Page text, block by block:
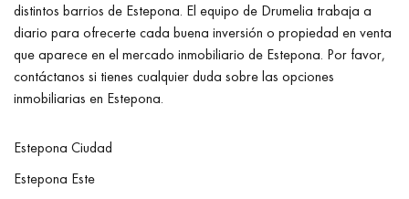
distintos barrios de Estepona. El equipo de Drumelia trabaja a
diario para ofrecerte cada buena inversión o propiedad en venta
que aparece en el mercado inmobiliario de Estepona. Por favor,
contáctanos si tienes cualquier duda sobre las opciones
inmobiliarias en Estepona.
Estepona Ciudad
Estepona Este